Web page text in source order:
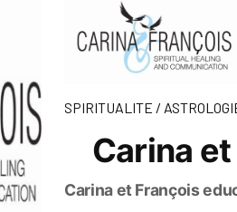
SPIRITUALITE /
Carina et
Carina et François